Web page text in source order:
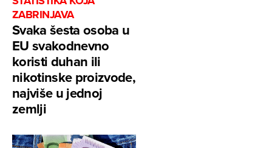
ZABRINJAVA
Svaka šesta osoba u
EU svakodnevno
koristi duhan ili
nikotinske proizvode,
najviše u jednoj
zemlji